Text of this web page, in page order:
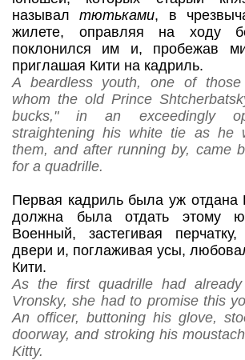
называл
тютьками, в
жилете, оправляя на ходу
поклонился им и, пробежав
приглашая Кити на кадриль.
A beardless youth, one of those
whom the old Prince
bucks," in an exceedingly
straightening his white tie as he
them, and after running by, came
for a quadrille.
Первая кадриль была уж отдана
должна была отдать этому
Военный, застегивая
двери и, поглаживая усы,
Кити.
As the first quadrille had
Vronsky, she had to promise this
An officer, buttoning his glove,
doorway, and stroking his
Kitty.